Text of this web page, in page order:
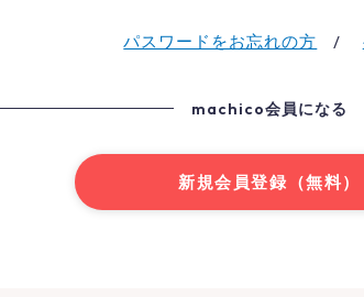
パスワードをお忘れの方
machico会員になる
新規会員登録（無料）